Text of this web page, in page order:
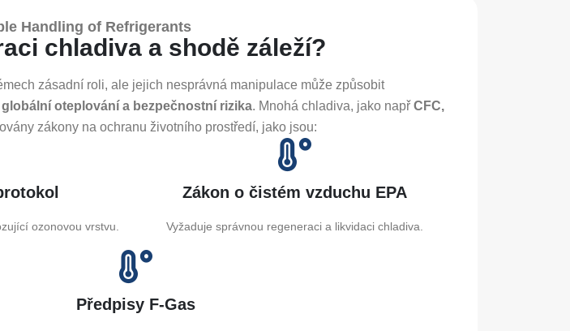
Handling of Refrigerants
chladiva a shodě záleží?
zásadní roli, ale jejich nesprávná manipulace může způsobit
oteplování a bezpečnostní rizika. Mnohá ​​chladiva, jako napřCFC,
zákony na ochranu životního prostředí, jako jsou:
ozonovou vrstvu.
Zákon o čistém vzduchu EPA
Vyžaduje správnou regeneraci a likvidaci chladiva.
Předpisy F-Gas